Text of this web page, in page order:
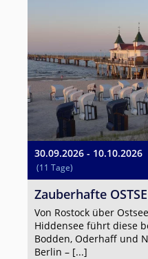
30.09.2026 - 10.10.2026
(11 Tage)
Zauberhafte
Von Rostock über
Hiddensee führt diese
Bodden, Oderhaff und
Berlin – [...]